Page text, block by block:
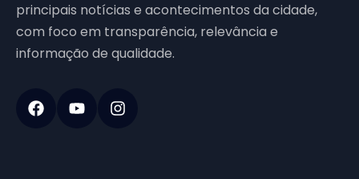
principais notícias e acontecimentos da cidade,
com foco em transparência, relevância e
informação de qualidade.